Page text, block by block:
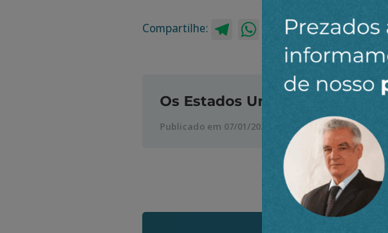
Compartilhe: TelegramWhatsApp
TwitterFacebook
LinkedIn
Os Estados Unidos e seu teto
Publicado em 07/01/2021